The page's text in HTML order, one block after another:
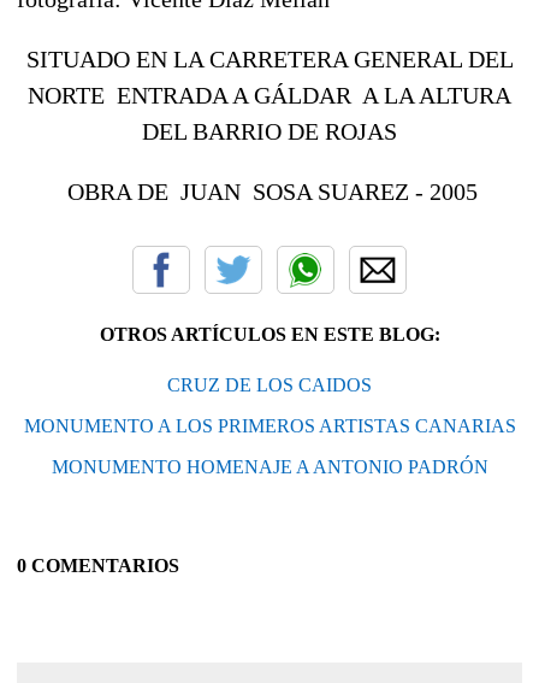
SITUADO EN LA CARRETERA GENERAL DEL
NORTE ENTRADA A GÁLDAR A LA ALTURA
DEL BARRIO DE ROJAS
OBRA DE JUAN SOSA SUAREZ - 2005
OTROS ARTÍCULOS EN ESTE BLOG:
CRUZ DE LOS CAIDOS
MONUMENTO A LOS PRIMEROS ARTISTAS CANARIAS
MONUMENTO HOMENAJE A ANTONIO PADRÓN
0 COMENTARIOS